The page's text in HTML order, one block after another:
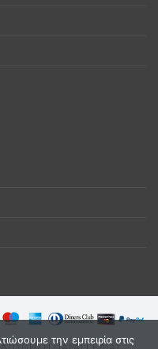
την εμπειρία στις